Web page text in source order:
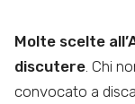
Molte scelte
discutere. Chi
convocato a